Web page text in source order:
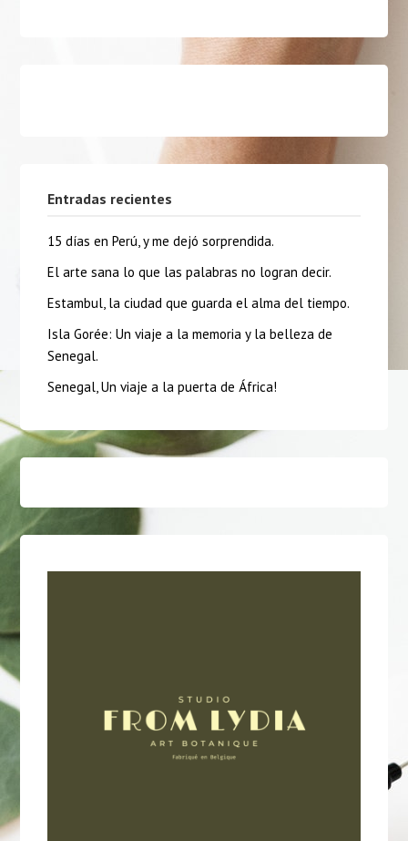
Entradas recientes
15 días en Perú, y me dejó sorprendida.
El arte sana lo que las palabras no logran decir.
Estambul, la ciudad que guarda el alma del tiempo.
Isla Gorée: Un viaje a la memoria y la belleza de
Senegal.
Senegal, Un viaje a la puerta de África!